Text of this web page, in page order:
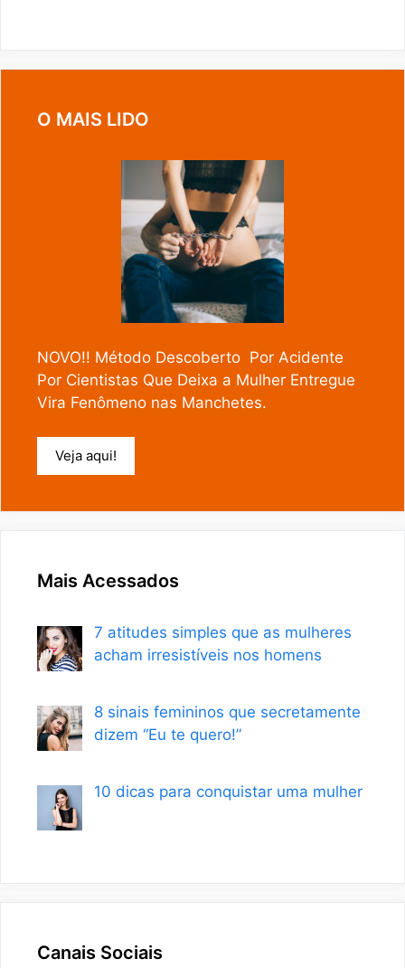
O MAIS LIDO
NOVO!! Método Descoberto Por Acidente
Por Cientistas Que Deixa a Mulher Entregue
Vira Fenômeno nas Manchetes.
Veja aqui!
Mais Acessados
7 atitudes simples que as mulheres
acham irresistíveis nos homens
8 sinais femininos que secretamente
dizem “Eu te quero!”
10 dicas para conquistar uma mulher
Canais Sociais